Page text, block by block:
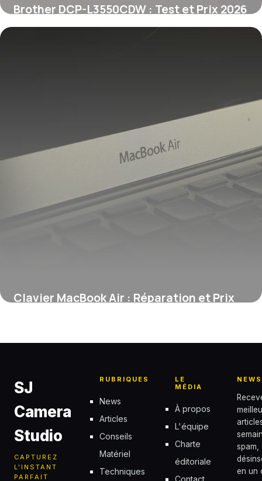
Brother DCP-L3550CDW : Test et Prix 2026
6 juin 2026
Clavier MacBook Air : Réparation et Prix
SJ
Camera
Studio
CAPTUREZ
L'INSTANT
PARFAIT
RUBRIQUES
News
Articles
Conseils
Matériel
Techniques
LE
MÉDIA
À propos
L'équipe
Charte
éditoriale
spam,
en un